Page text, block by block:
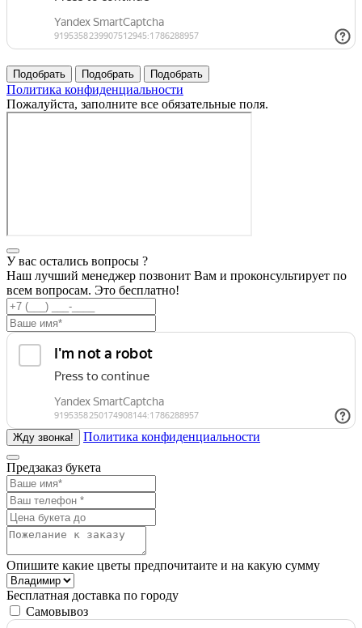
Политика конфиденциальности
Пожалуйста, заполните все обязательные поля.
У вас остались вопросы ?
Наш лучший менеджер позвонит Вам и проконсультирует по
всем вопросам. Это бесплатно!
Политика конфиденциальности
Предзаказ букета
Опишите какие цветы предпочитаите и на какую сумму
Бесплатная доставка по городу
Самовывоз